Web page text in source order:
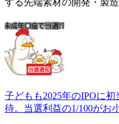
子どもも2025年のIPOに
待。当選利益の1/100がお